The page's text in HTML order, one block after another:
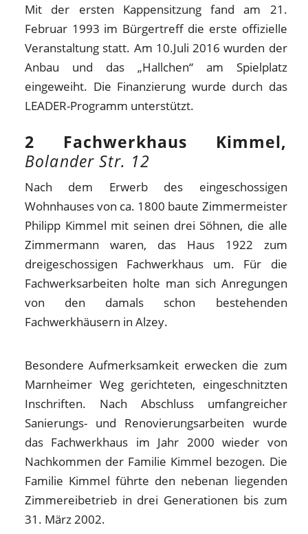
Mit der ersten Kappensitzung fand am 21.
Februar 1993 im Bürgertreff die erste offizielle
Veranstaltung statt. Am 10.Juli 2016 wurden der
Anbau und das „Hallchen“ am Spielplatz
eingeweiht. Die Finanzierung wurde durch das
LEADER-Programm unterstützt.
2 Fachwerkhaus Kimmel,
Bolander Str. 12
Nach dem Erwerb des eingeschossigen
Wohnhauses von ca. 1800 baute Zimmermeister
Philipp Kimmel mit seinen drei Söhnen, die alle
Zimmermann waren, das Haus 1922 zum
dreigeschossigen Fachwerkhaus um. Für die
Fachwerksarbeiten holte man sich Anregungen
von den damals schon bestehenden
Fachwerkhäusern in Alzey.
Besondere Aufmerksamkeit erwecken die zum
Marnheimer Weg gerichteten, eingeschnitzten
Inschriften. Nach Abschluss umfangreicher
Sanierungs- und Renovierungsarbeiten wurde
das Fachwerkhaus im Jahr 2000 wieder von
Nachkommen der Familie Kimmel bezogen. Die
Familie Kimmel führte den nebenan liegenden
Zimmereibetrieb in drei Generationen bis zum
31. März 2002.